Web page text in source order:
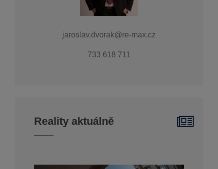
jaroslav.dvorak@re-max.cz
733 618 711
Reality aktuálně